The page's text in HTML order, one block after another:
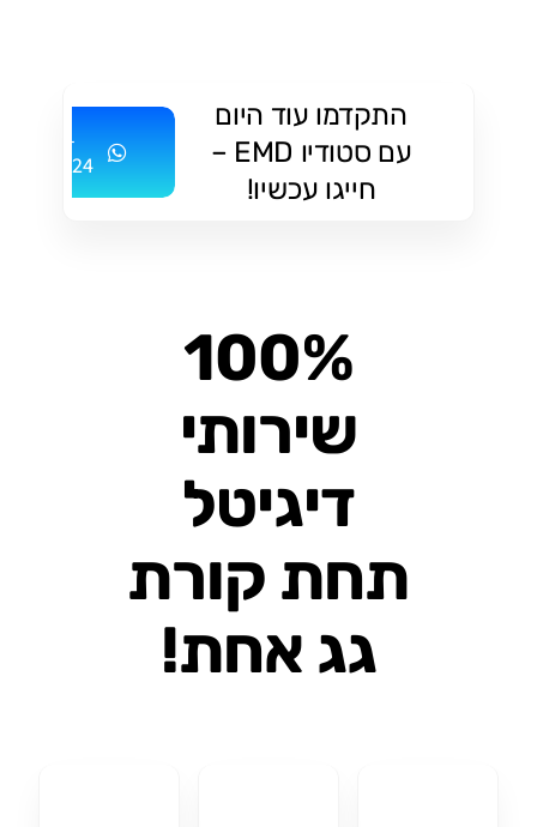
התקדמו עוד היום
עם סטודיו EMD –
חייגו עכשיו!
052-
2499624
100%
שירותי
דיגיטל
תחת קורת
גג אחת!